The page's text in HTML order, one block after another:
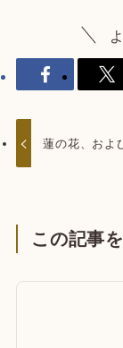
蓮の花、およ
この記事